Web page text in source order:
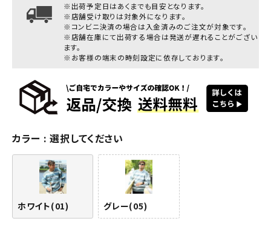
※出荷予定日はあくまでも目安となります。
※店舗受け取りは対象外になります。
※コンビニ決済の場合は入金済みのご注文が対象です。
※店舗在庫にて出荷する場合は発送が遅れることがござい
ます。
※お客様の端末の時刻設定に依存しております。
カラー 選択してください
ホワイト(01) グレー(05)